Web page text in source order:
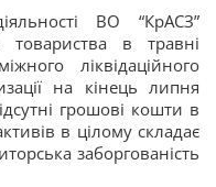
ВО “КрАСЗ”
товариства в травні
ліквідаційного
на кінець липня
грошові кошти в
в цілому складає
заборгованість